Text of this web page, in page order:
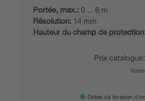
Portée, max.: 0 ... 6 m
Résolution: 14 mm
Hauteur du champ de
Prix catalogue:
Délais de livraison